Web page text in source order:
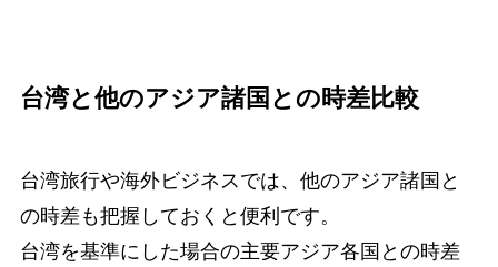
台湾と他のアジア諸国との時差比較
台湾旅行や海外ビジネスでは、他のアジア諸国と
の時差も把握しておくと便利です。
台湾を基準にした場合の主要アジア各国との時差